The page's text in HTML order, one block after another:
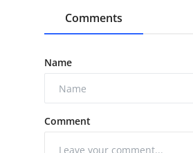
Comments
Name
Comment